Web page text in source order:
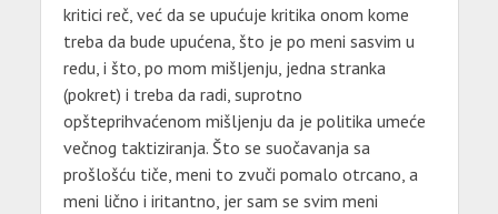
kritici reč, već da se upućuje kritika onom kome
treba da bude upućena, što je po meni sasvim u
redu, i što, po mom mišljenju, jedna stranka
(pokret) i treba da radi, suprotno
opšteprihvaćenom mišljenju da je politika umeće
večnog taktiziranja. Što se suočavanja sa
prošlošću tiče, meni to zvuči pomalo otrcano, a
meni lično i iritantno, jer sam se svim meni